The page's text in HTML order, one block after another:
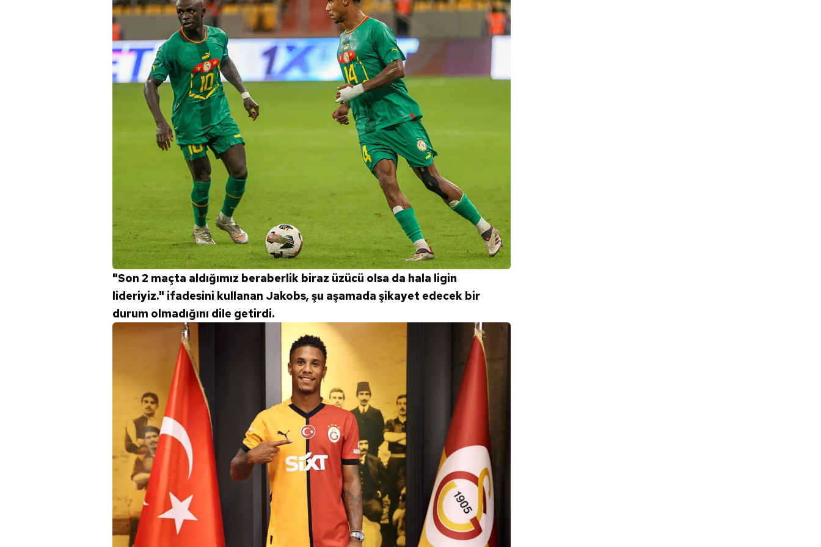
mevzuata uygun olarak kullanılan çerezlerle ilgili bilgi almak için lütfentıklayınız.
"Son 2 maçta aldığımız beraberlik biraz üzücü olsa da hala ligin
lideriyiz." ifadesini kullanan Jakobs, şu aşamada şikayet edecek bir
durum olmadığını dile getirdi.